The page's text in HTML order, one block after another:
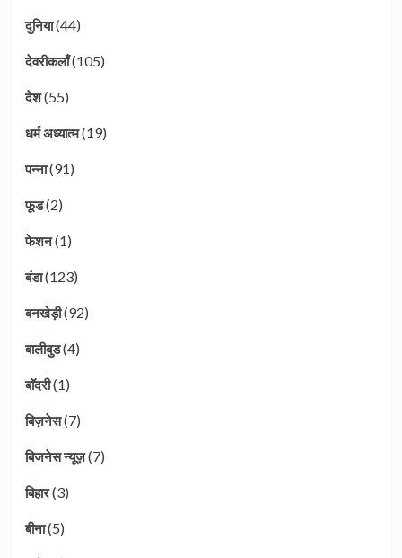
दुनिया(44)
देवरीकलाँ(105)
देश(55)
धर्म अध्यात्म(19)
पन्ना(91)
फूड(2)
फेशन(1)
बंडा(123)
बनखेड़ी(92)
बालीबुड(4)
बाॅदरी(1)
बिज़नेस(7)
बिजनेस न्यूज़(7)
बिहार(3)
बीना(5)